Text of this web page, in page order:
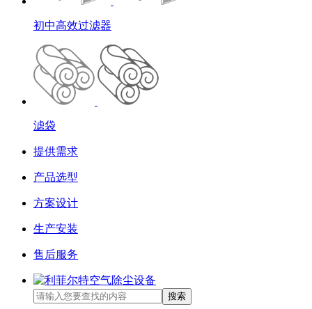
初中高效过滤器
滤袋
提供需求
产品选型
方案设计
生产安装
售后服务
搜索